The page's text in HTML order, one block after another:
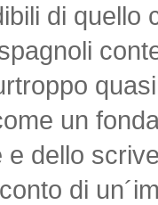
di
un
dello
di